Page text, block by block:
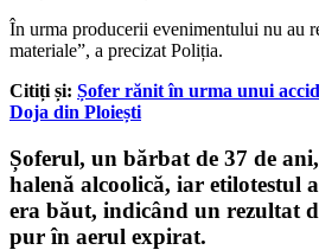
În urma producerii evenimentului nu au
materiale”, a precizat Poliția.
Citiți și: Șofer rănit în urma unui
Doja din Ploiești
Șoferul, un bărbat de 37 de
halenă alcoolică, iar etilotestul
era băut, indicând un rezultat
pur în aerul expirat.